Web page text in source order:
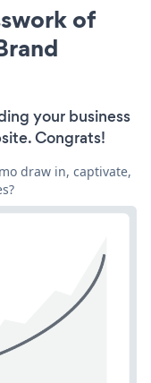
of
your business
Congrats!
draw in, captivate,